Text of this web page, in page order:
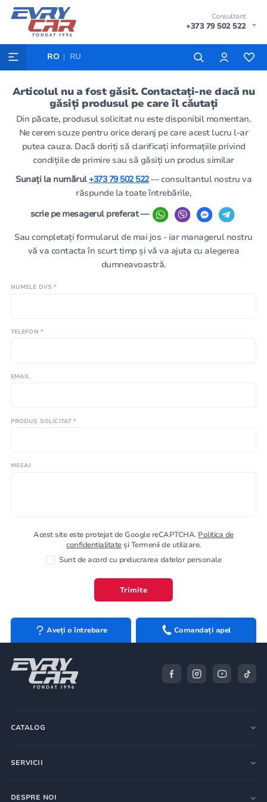
Consultant
+373 79 502 522
RO RU
Articolul nu a fost găsit. Contactați-ne dacă nu
găsiți produsul pe care îl căutați
Din păcate, produsul solicitat nu este disponibil momentan.
Ne cerem scuze pentru orice deranj pe care acest lucru l-ar
putea cauza. Dacă doriți să clarificați informațiile privind
condițiile de primire sau să găsiți un produs similar
Sunați la numărul+373 79 502 522— consultantul nostru va
răspunde la toate întrebările,
scrie pe mesagerul preferat —
Sau completați formularul de mai jos - iar managerul nostru
vă va contacta în scurt timp și vă va ajuta cu alegerea
dumneavoastră.
NUMELE DVS *
TELEFON *
EMAIL
PRODUS SOLICITAT *
MESAJ
Acest site este protejat de Google reCAPTCHA. Politica de
confidențialitateși Termenii de utilizare.
Sunt de acord cu prelucrarea datelor personale
Trimite
Aveți o întrebare Comandați apel
CATALOG
SERVICII
DESPRE NOI